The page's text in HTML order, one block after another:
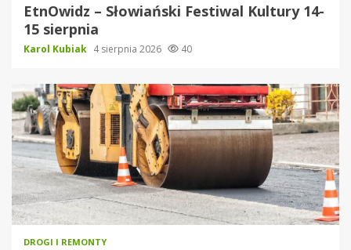
EtnOwidz – Słowiański Festiwal Kultury 14-
15 sierpnia
Karol Kubiak 4 sierpnia 2026 40
DROGI I REMONTY